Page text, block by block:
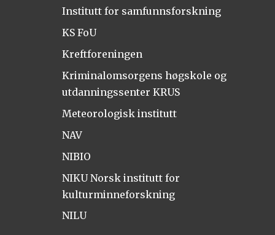
Institutt for samfunnsforskning
KS FoU
Kreftforeningen
Kriminalomsorgens høgskole og
utdanningssenter KRUS
Meteorologisk institutt
NAV
NIBIO
NIKU Norsk institutt for
kulturminneforskning
NILU